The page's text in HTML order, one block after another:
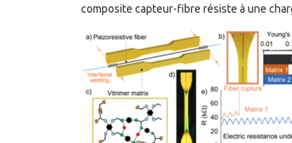
composite capteur-fibre résiste à une